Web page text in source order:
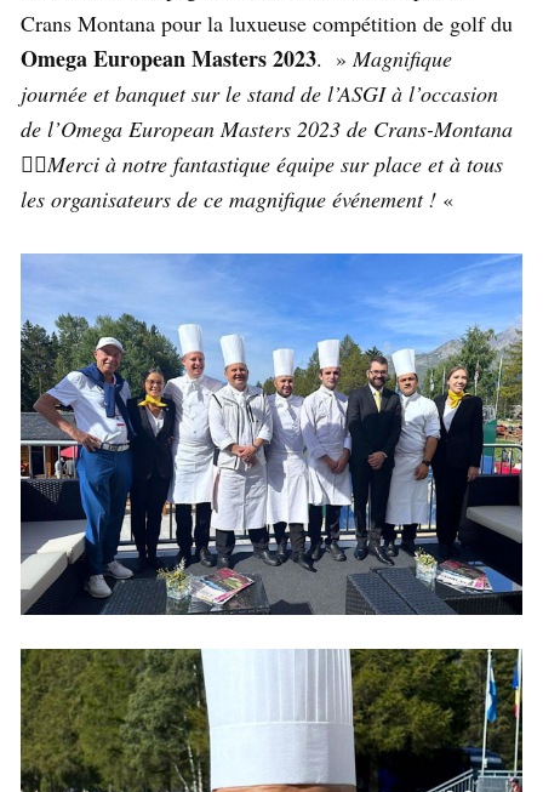
Crans Montana pour la luxueuse compétition de golf du
Omega European Masters 2023. »Magnifique
journée et banquet sur le stand de l’ASGI à l’occasion
de l’Omega European Masters 2023 de Crans-Montana
🏌️‍♂️Merci à notre fantastique équipe sur place et à tous
les organisateurs de ce magnifique événement ! «